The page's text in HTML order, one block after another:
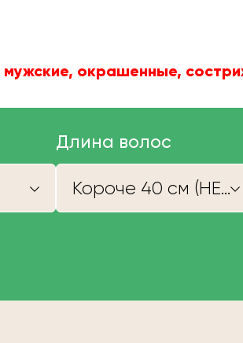
мужские, окрашенные,
Длина волос
Короче 40 см (НЕ КУПИМ)